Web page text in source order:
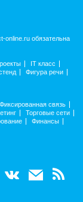
online.ru обязательна
IT класс
Фигура речи
Фиксированная связь
Торговые сети
Финансы